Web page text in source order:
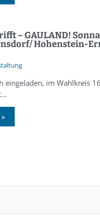
– GAULAND!
Hohenstein-
eingeladen, im Wahlkreis